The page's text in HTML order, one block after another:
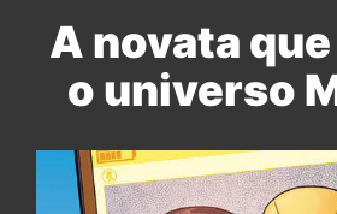
A novata
o universo